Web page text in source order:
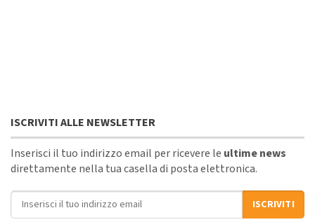
ISCRIVITI ALLE NEWSLETTER
Inserisci il tuo indirizzo email per ricevere le ultime news
direttamente nella tua casella di posta elettronica.
Indirizzo email
ISCRIVITI